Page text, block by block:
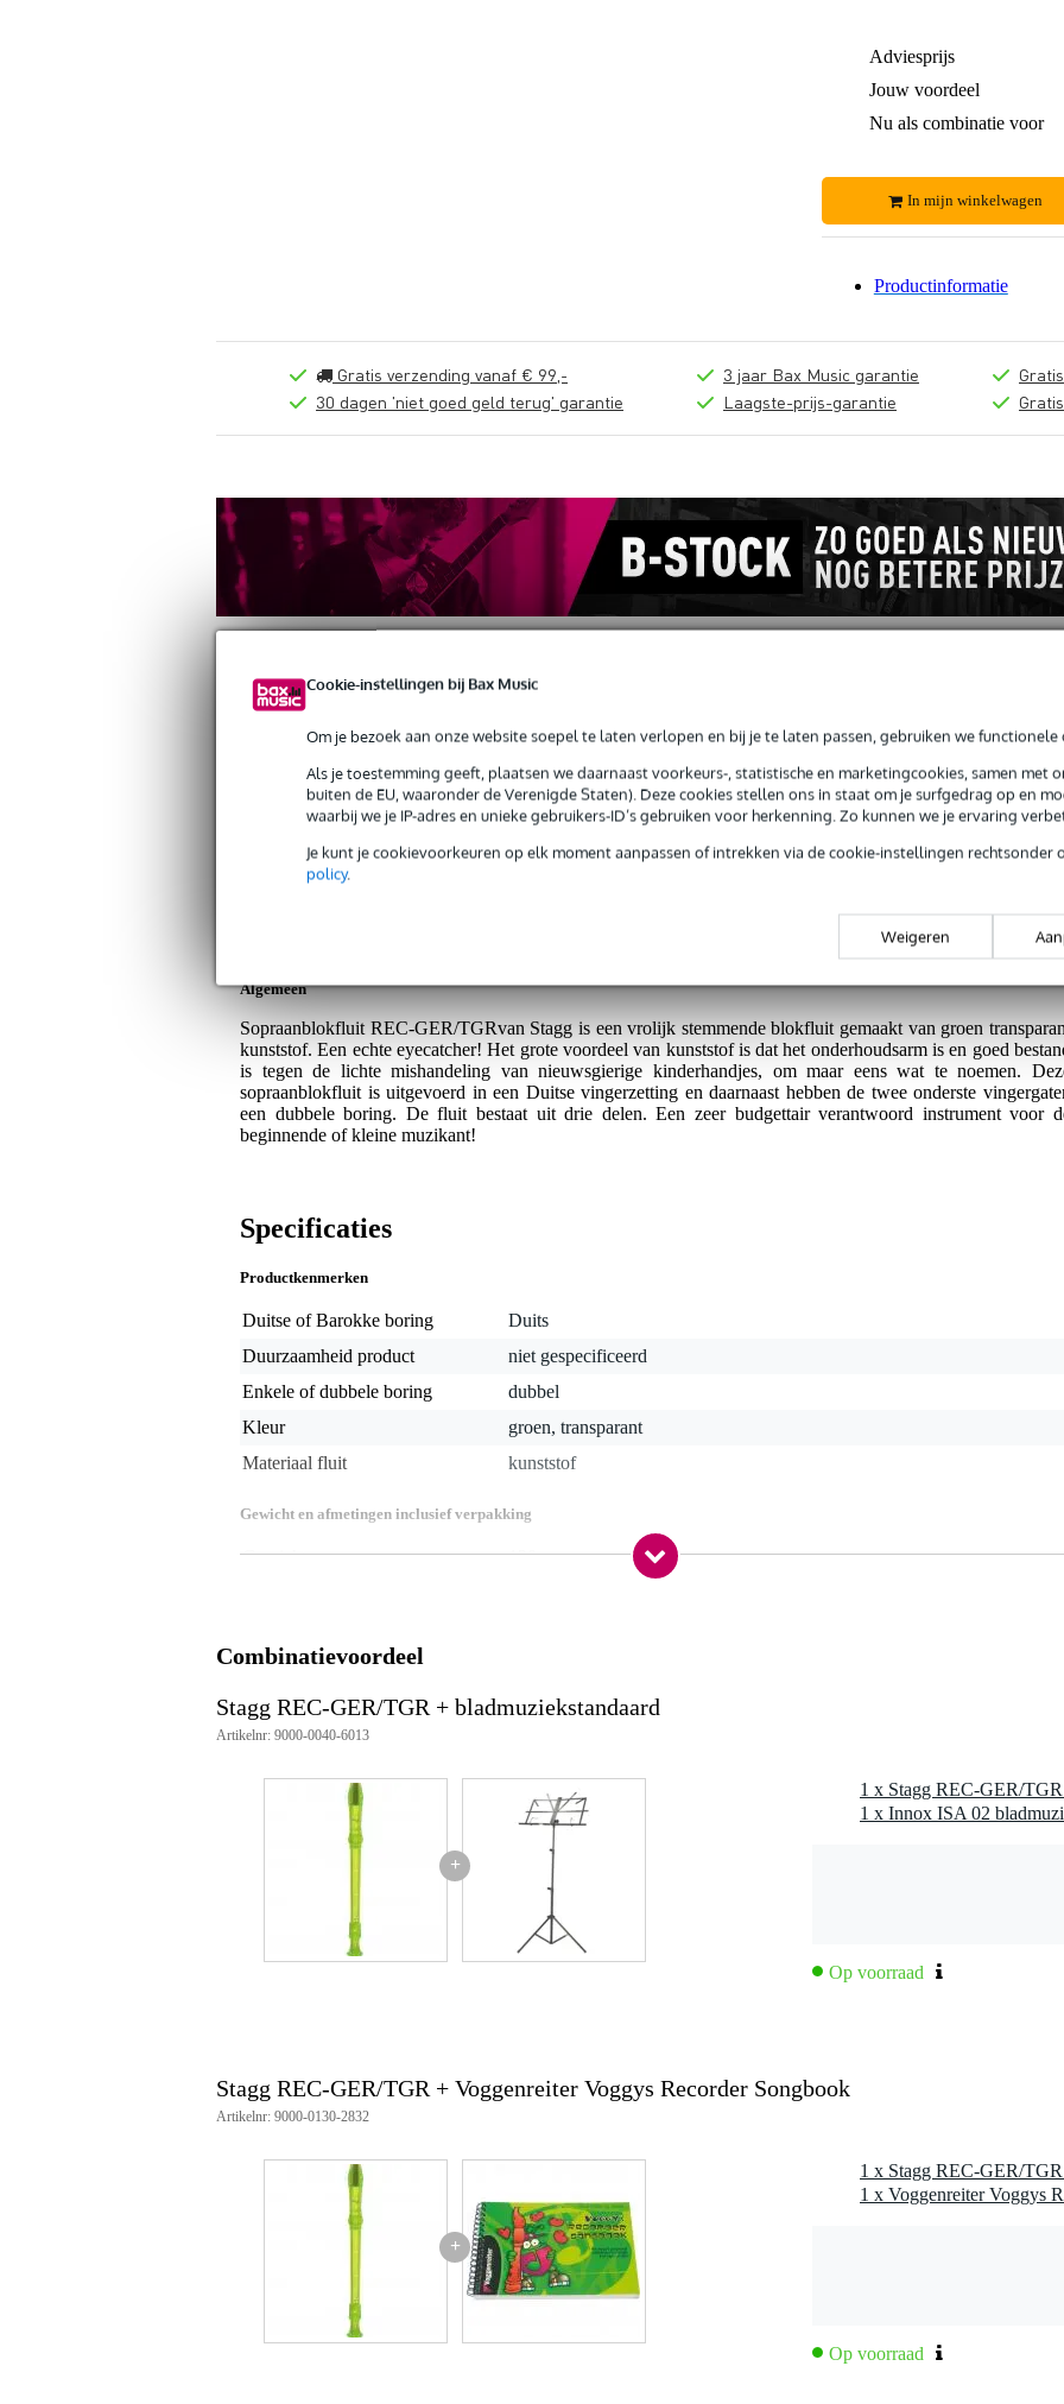
Cookie-instellingen bij Bax Music
Om je bezoek aan onze website soepel te laten verlopen en bij je te laten passen, gebruiken we functionele
Als je toestemming geeft, plaatsen we daarnaast voorkeurs-, statistische en marketingcookies, samen met
buiten de EU, waaronder de Verenigde Staten). Deze cookies stellen ons in staat om je surfgedrag op en
waarbij we je IP-adres en unieke gebruikers-ID’s gebruiken voor herkenning. Zo kunnen we je ervaring
Je kunt je cookievoorkeuren op elk moment aanpassen of intrekken via de cookie-instellingen rechtsonder
policy.
Weigeren
Adviesprijs
Jouw voordeel
Nu als combinatie voor
In mijn winkelwagen
Productinformatie
Gratis verzending vanaf € 99,-
30 dagen 'niet goed geld terug' garantie
3 jaar Bax Music garantie
Laagste-prijs-garantie
Productinformatie Reviews(0)
Stagg REC-GER/TGR sopraanblokfluit, Duitse boring, groen
1000-0000-1189
Servicebelofte
Algemeen
Sopraanblokfluit REC-GER/TGRvan Stagg is een vrolijk stemmende blokfluit gemaakt van groen
kunststof. Een echte eyecatcher! Het grote voordeel van kunststof is dat het onderhoudsarm is en goed
is tegen de lichte mishandeling van nieuwsgierige kinderhandjes, om maar eens wat te noemen.
sopraanblokfluit is uitgevoerd in een Duitse vingerzetting en daarnaast hebben de twee onderste
een dubbele boring. De fluit bestaat uit drie delen. Een zeer budgettair verantwoord instrument voor
beginnende of kleine muzikant!
Specificaties
Productkenmerken
Duitse of Barokke boring
Duits
Duurzaamheid product
niet gespecificeerd
Enkele of dubbele boring
dubbel
Kleur
groen, transparant
Materiaal fluit
kunststof
Gewicht en afmetingen inclusief verpakking
Gewicht(incl. verpakking)
120 gr
Productspecificaties
sopraanblokfluit
materiaal: kunststof
kleur: transparant groen
boring: dubbel
stemming: C
wordt geleverd met:
etui
Combinatievoordeel
Stagg REC-GER/TGR + bladmuziekstandaard
Artikelnr: 9000-0040-6013
+
1 x Innox ISA 02
Op voorraad
Stagg REC-GER/TGR + Voggenreiter Voggys Recorder Songbook
Artikelnr: 9000-0130-2832
+
Op voorraad